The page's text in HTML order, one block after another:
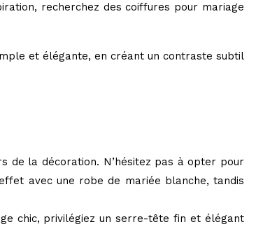
recherchez des coiffures pour mariage
et élégante, en créant un contraste subtil
de la décoration. N’hésitez pas à opter pour
avec une robe de mariée blanche, tandis
chic, privilégiez un serre-tête fin et élégant